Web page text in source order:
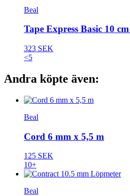
Beal
Tape Express Basic 10
323 SEK
<5
Andra köpte även:
Beal
Cord 6 mm x 5,5 m
125 SEK
10+
Beal